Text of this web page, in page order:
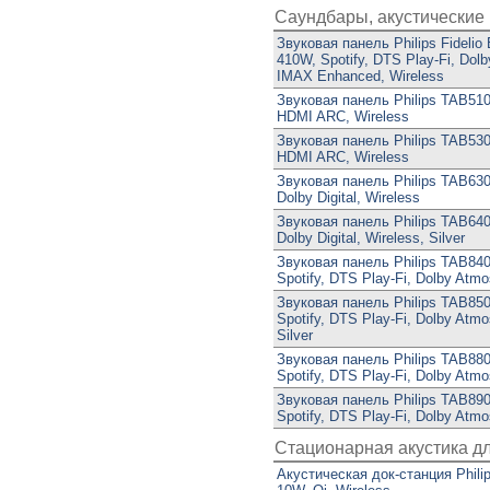
Саундбары, акустические
Звуковая панель Philips Fidelio
410W, Spotify, DTS Play-Fi,
IMAX Enhanced, Wireless
Звуковая панель Philips
HDMI ARC, Wireless
Звуковая панель Philips
HDMI ARC, Wireless
Звуковая панель Philips
Dolby Digital, Wireless
Звуковая панель Philips
Dolby Digital, Wireless, Silver
Звуковая панель Philips
Spotify, DTS Play-Fi, Dolby
Звуковая панель Philips
Spotify, DTS Play-Fi, Dolby
Silver
Звуковая панель Philips
Spotify, DTS Play-Fi, Dolby
Звуковая панель Philips
Spotify, DTS Play-Fi, Dolby
Стационарная акустика
Акустическая док-станция